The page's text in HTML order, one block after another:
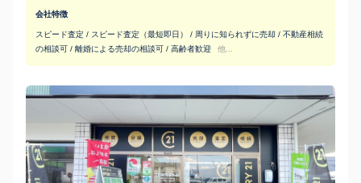
会社特徴
スピード査定 / スピード査定（最短即日） / 周りに知られずに売却 / 不動産相続
の相談可 / 離婚による売却の相談可 / 高齢者歓迎
他...